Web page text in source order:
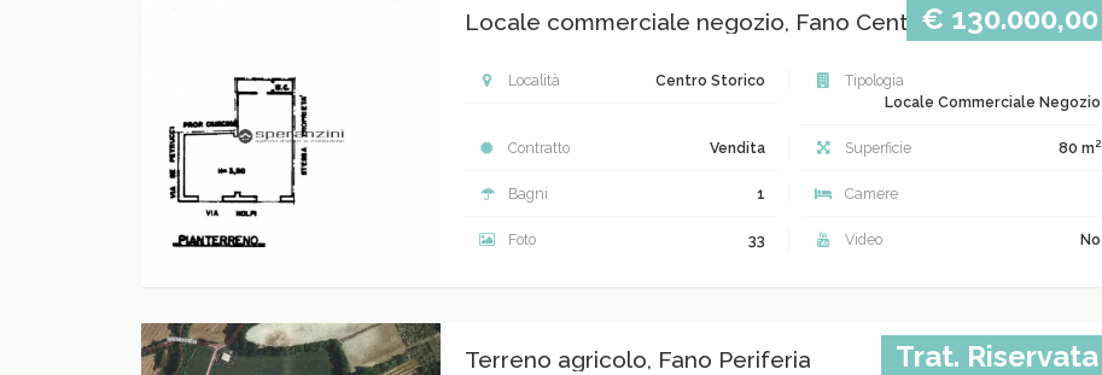
Locale commerciale negozio, Fano Centro storico€ 130.000,00
Località Centro Storico
Tipologia
Locale Commerciale Negozio
Contratto Vendita Superficie 80 m2
Bagni 1 Camere
Foto 33 Video No
Terreno agricolo, Fano Periferia Trat. Riservata